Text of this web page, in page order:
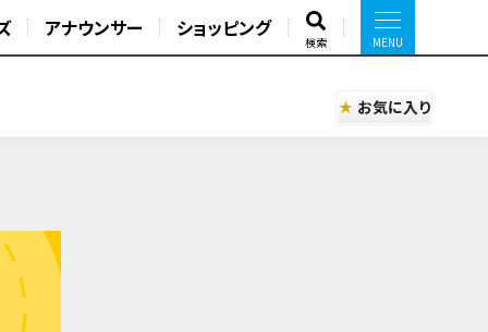
アナウンサー ショッピング
検索
お気に入り